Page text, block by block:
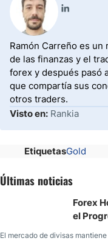
Ramón Carreño es
de las finanzas y el
forex y después pasó
que compartía sus
otros traders.
Visto en: Rankia
EtiquetasGold
Últimas noticias
Forex
el
El mercado de divisas